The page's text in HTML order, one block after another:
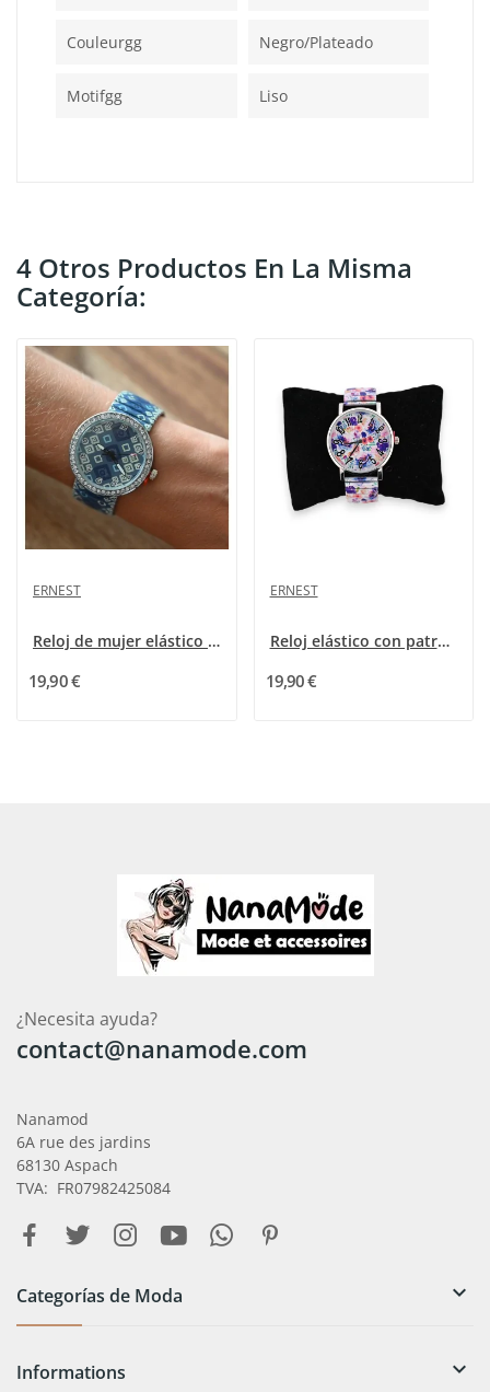
Couleurgg Negro/plateado
Motifgg Liso
4 Otros Productos En La Misma
Categoría:
ERNEST
Reloj de mujer elástico tonos azules Ernest...
19,90 €
ERNEST
Reloj elástico con patrones de flores multicolores
19,90 €
¿Necesita ayuda?
contact@nanamode.com
Nanamod
6A rue des jardins
68130 Aspach
TVA: FR07982425084
Categorías de Moda 
Informations 